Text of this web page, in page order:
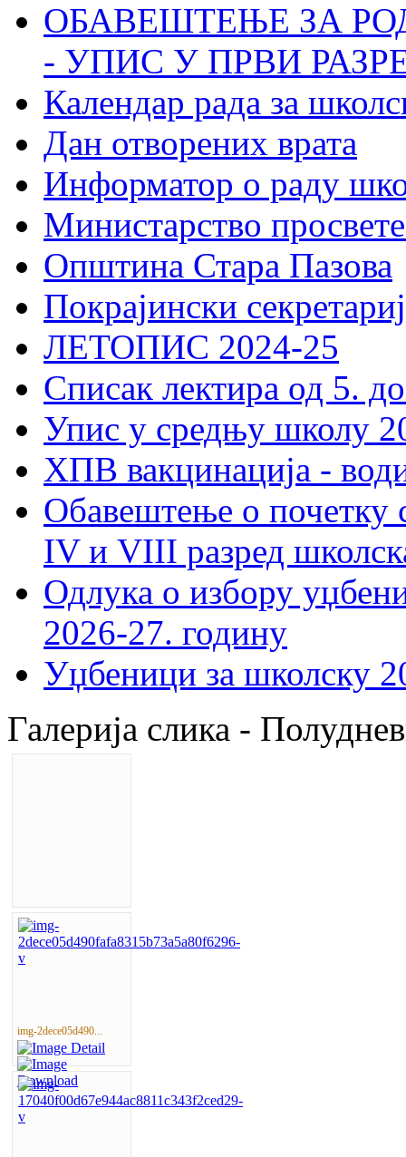
ОБАВЕШТЕЊЕ ЗА
- УПИС У ПРВИ
Календар рада за
Дан отворених врата
Информатор о раду
Министарство
Општина Стара Пазова
Покрајински
ЛЕТОПИС 2024-25
Списак лектира од 5.
Упис у средњу школу
ХПВ вакцинација -
Обавештење о почетку
IV и VIII разред
Одлука о избору
2026-27. годину
Уџбеници за школску
Галерија слика -
img-2dece05d490...